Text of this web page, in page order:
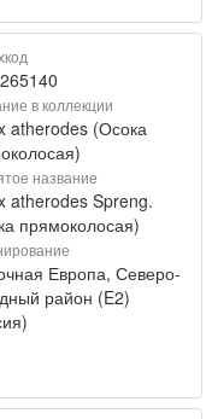
в коллекции
atherodes (Осока
название
atherodes Spreng.
прямоколосая)
Европа, Северо-
район (E2)